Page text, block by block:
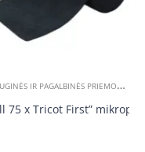
rulone, pilkos 30
A
PSAUGINĖS IR PAGALBINĖS PRIEMONĖS
75 x Tricot First”